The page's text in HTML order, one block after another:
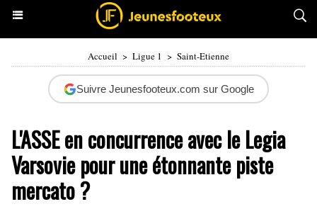
Accueil > Ligue 1 > Saint-Etienne
Suivre Jeunesfooteux.com sur Google
L'ASSE en concurrence avec le Legia
Varsovie pour une étonnante piste
mercato ?